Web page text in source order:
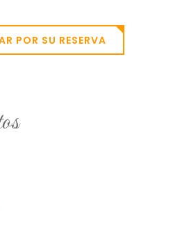
POR SU RESERVA